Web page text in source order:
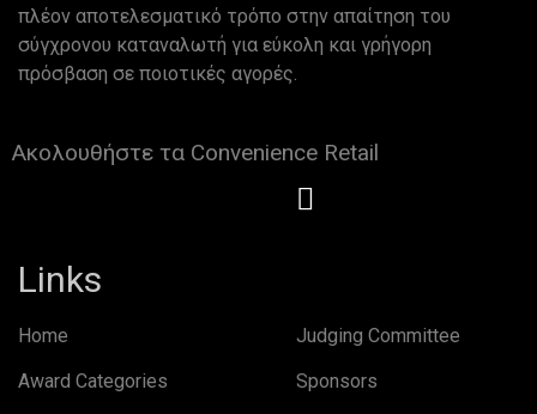
πλέον αποτελεσματικό τρόπο στην απαίτηση του
σύγχρονου καταναλωτή για εύκολη και γρήγορη
πρόσβαση σε ποιοτικές αγορές.
Ακολουθήστε τα Convenience Retail
Links
Home
Award Categories
Judging Committee
Sponsors